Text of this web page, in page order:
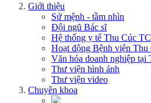
Giới thiệu
Sứ mệnh - tầm nhìn
Đội ngũ Bác sĩ
Hệ thống y tế Thu Cúc
Hoạt động Bệnh viện Thu
Văn hóa doanh nghiệp tại
Thư viện hình ảnh
Thư viện video
Chuyên khoa